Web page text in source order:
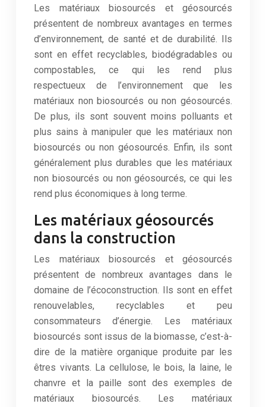
Les matériaux biosourcés et géosourcés
présentent de nombreux avantages en termes
d’environnement, de santé et de durabilité. Ils
sont en effet recyclables, biodégradables ou
compostables, ce qui les rend plus
respectueux de l’environnement que les
matériaux non biosourcés ou non géosourcés.
De plus, ils sont souvent moins polluants et
plus sains à manipuler que les matériaux non
biosourcés ou non géosourcés. Enfin, ils sont
généralement plus durables que les matériaux
non biosourcés ou non géosourcés, ce qui les
rend plus économiques à long terme.
Les matériaux géosourcés
dans la construction
Les matériaux biosourcés et géosourcés
présentent de nombreux avantages dans le
domaine de l’écoconstruction. Ils sont en effet
renouvelables, recyclables et peu
consommateurs d’énergie. Les matériaux
biosourcés sont issus de la biomasse, c’est-à-
dire de la matière organique produite par les
êtres vivants. La cellulose, le bois, la laine, le
chanvre et la paille sont des exemples de
matériaux biosourcés. Les matériaux